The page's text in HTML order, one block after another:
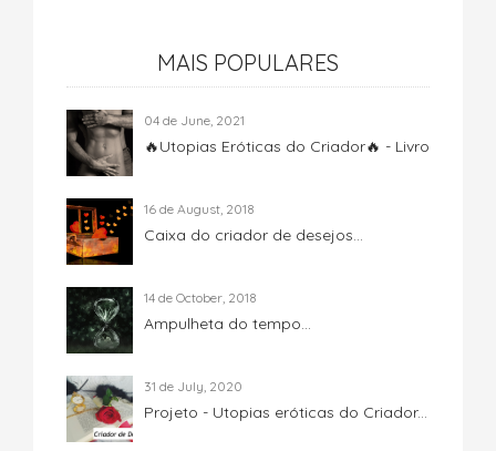
MAIS POPULARES
04 de June, 2021
🔥Utopias Eróticas do Criador🔥 - Livro
16 de August, 2018
Caixa do criador de desejos...
14 de October, 2018
Ampulheta do tempo...
31 de July, 2020
Projeto - Utopias eróticas do Criador...